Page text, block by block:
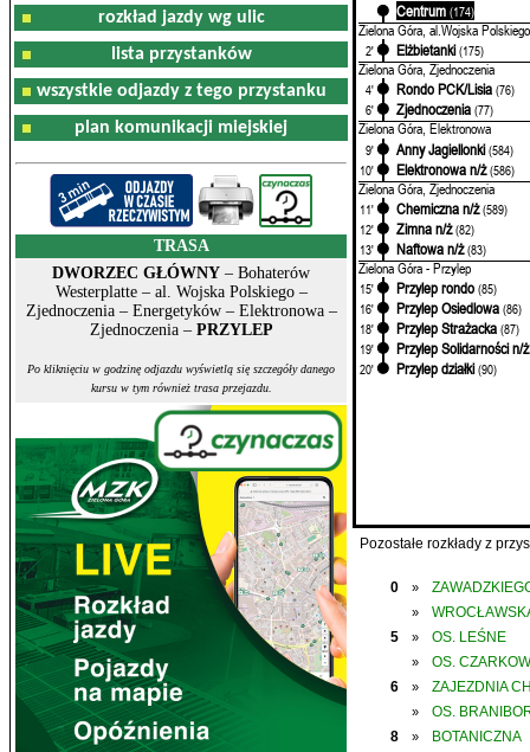
rozkład jazdy wg ulic
lista przystanków
wszystkie odjazdy z tego przystanku
plan komunikacji miejskiej
TRASA
DWORZEC GŁÓWNY – Bohaterów
Westerplatte – al. Wojska Polskiego –
Zjednoczenia – Energetyków – Elektronowa –
Zjednoczenia – PRZYLEP
Po kliknięciu w godzinę odjazdu wyświetlą się szczegóły danego
kursu w tym również trasa przejazdu.
Centrum (174)
Zielona Góra, al.Wojska Polskiego
2' Elżbietanki (175)
Zielona Góra, Zjednoczenia
4' Rondo PCK/Lisia (76)
6'
Zjednoczenia (77)
Zielona Góra, Elektronowa
9' Anny Jagiellonki (584)
10'
Elektronowa n/ż (586)
Zielona Góra, Zjednoczenia
11' Chemiczna n/ż (589)
12'
Zimna n/ż (82)
13'
Naftowa n/ż (83)
Zielona Góra - Przylep
15' Przylep rondo (85)
16'
Przylep Osiedlowa (86)
18'
Przylep Strażacka (87)
19'
Przylep Solidarności n/ż
20' Przylep działki (90)
Pozostałe rozkłady z
0 »
»
5
» OS. LEŚNE
»
OS.
6
» ZAJEZDNIA
»
OS.
8
» BOTANICZNA